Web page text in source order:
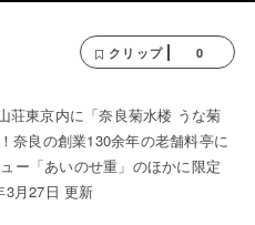
クリップ 0
荘東京内に「奈良菊水楼 うな菊
奈良の創業130余年の老舗料亭に
ー「あいのせ重」のほかに限定
3月27日 更新